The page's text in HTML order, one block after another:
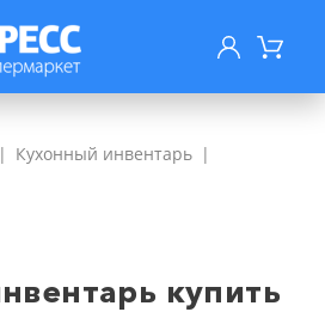
Кухонный инвентарь
купить